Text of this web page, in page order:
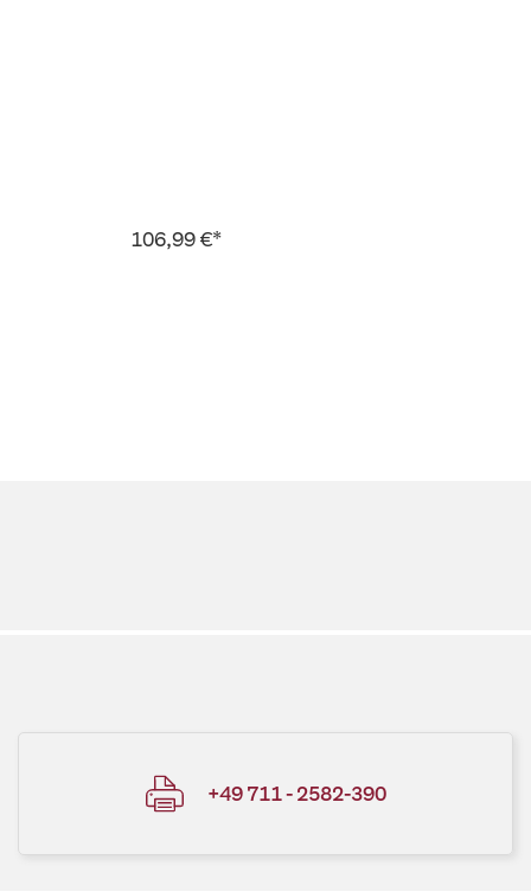
106,99 €*
+49 711 - 2582-390